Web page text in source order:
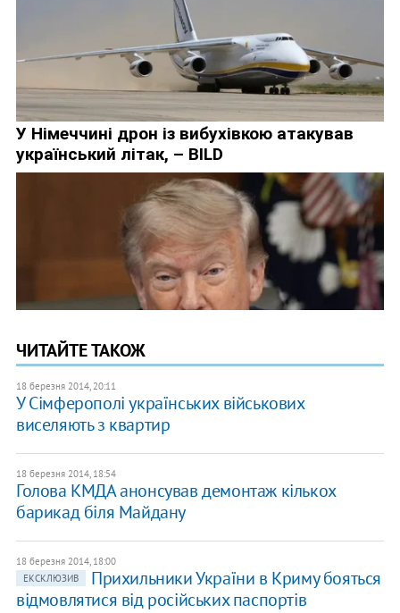
ЧИТАЙТЕ ТАКОЖ
18 березня 2014, 20:11
У Сімферополі українських військових
виселяють з квартир
18 березня 2014, 18:54
Голова КМДА анонсував демонтаж кількох
барикад біля Майдану
18 березня 2014, 18:00
ЕКСКЛЮЗИВ
Прихильники України в Криму бояться
відмовлятися від російських паспортів